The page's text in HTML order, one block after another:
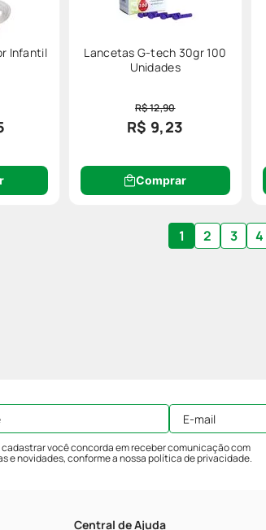
Infantil
Lancetas G-tech 30gr 100
Unidades
R$ 12,90
R$ 9,23
Comprar
1 2 3 4
cadastrar você concorda em receber comunicação com
e novidades, conforme a nossapolítica de privacidade.
Central de Ajuda